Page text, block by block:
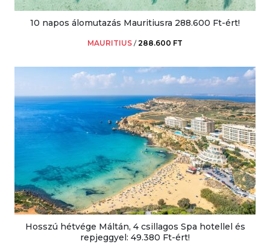
10 napos álomutazás Mauritiusra 288.600 Ft-ért!
MAURITIUS /288.600 FT
Hosszú hétvége Máltán, 4 csillagos Spa hotellel és
repjeggyel: 49.380 Ft-ért!